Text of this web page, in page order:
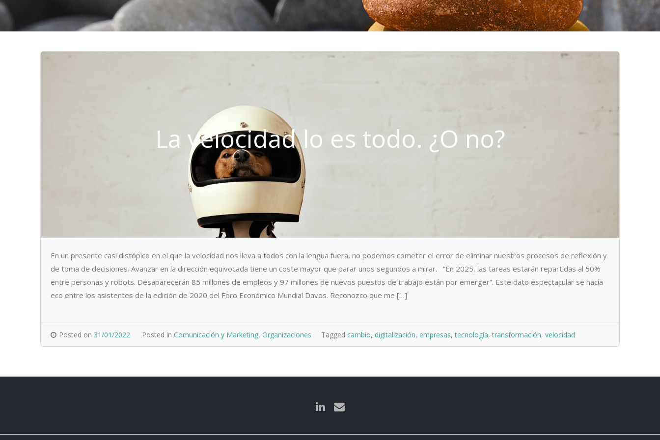
La velocidad lo es todo. ¿O no?
En un presente casi distópico en el que la velocidad nos lleva a todos con la lengua fuera, no podemos cometer el error de eliminar nuestros procesos de reflexión y
de toma de decisiones. Avanzar en la dirección equivocada tiene un coste mayor que parar unos segundos a mirar. “En 2025, las tareas estarán repartidas al 50%
entre personas y robots. Desaparecerán 85 millones de empleos y 97 millones de nuevos puestos de trabajo están por emerger”. Este dato espectacular se hacía
eco entre los asistentes de la edición de 2020 del Foro Económico Mundial Davos. Reconozco que me […]
Posted on 31/01/2022 Posted in Comunicación y Marketing, Organizaciones Tagged cambio, digitalización, empresas,tecnología,transformación, velocidad